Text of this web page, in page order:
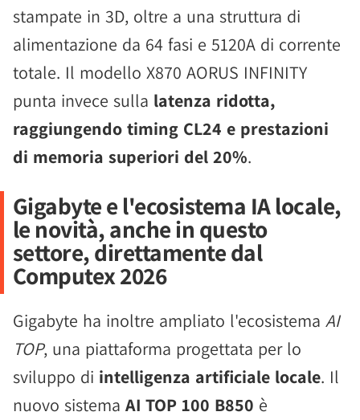
stampate in 3D, oltre a una struttura di
alimentazione da 64 fasi e 5120A di corrente
totale. Il modello X870 AORUS INFINITY
punta invece sulla latenza ridotta,
raggiungendo timing CL24 e prestazioni
di memoria superiori del 20%.
Gigabyte e l'ecosistema IA locale,
le novità, anche in questo
settore, direttamente dal
Computex 2026
Gigabyte ha inoltre ampliato l'ecosistema AI
TOP, una piattaforma progettata per lo
sviluppo di intelligenza artificiale locale. Il
nuovo sistema AI TOP 100 B850 è